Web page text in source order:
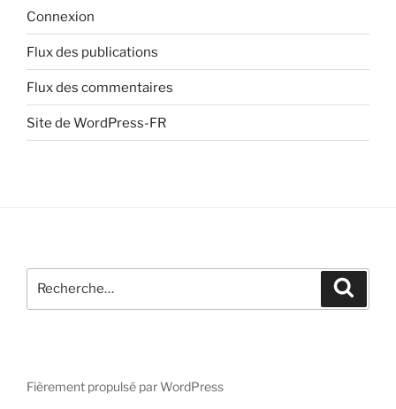
Connexion
Flux des publications
Flux des commentaires
Site de WordPress-FR
pour
Fièrement propulsé par WordPress